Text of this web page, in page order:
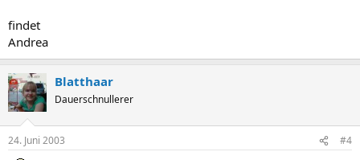
findet
Andrea
Blatthaar
Dauerschnullerer
24. Juni 2003 #4